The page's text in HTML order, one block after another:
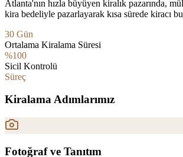
Atlanta'nın hızla büyüyen kiralık pazarında,
kira bedeliyle pazarlayarak kısa sürede kiracı
30 Gün
Ortalama Kiralama Süresi
%100
Sicil Kontrolü
Süreç
Kiralama Adımlarımız
Fotoğraf ve Tanıtım